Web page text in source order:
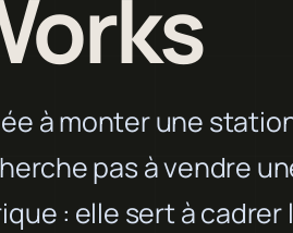
à monter une
pas à vendre
: elle sert à cadrer